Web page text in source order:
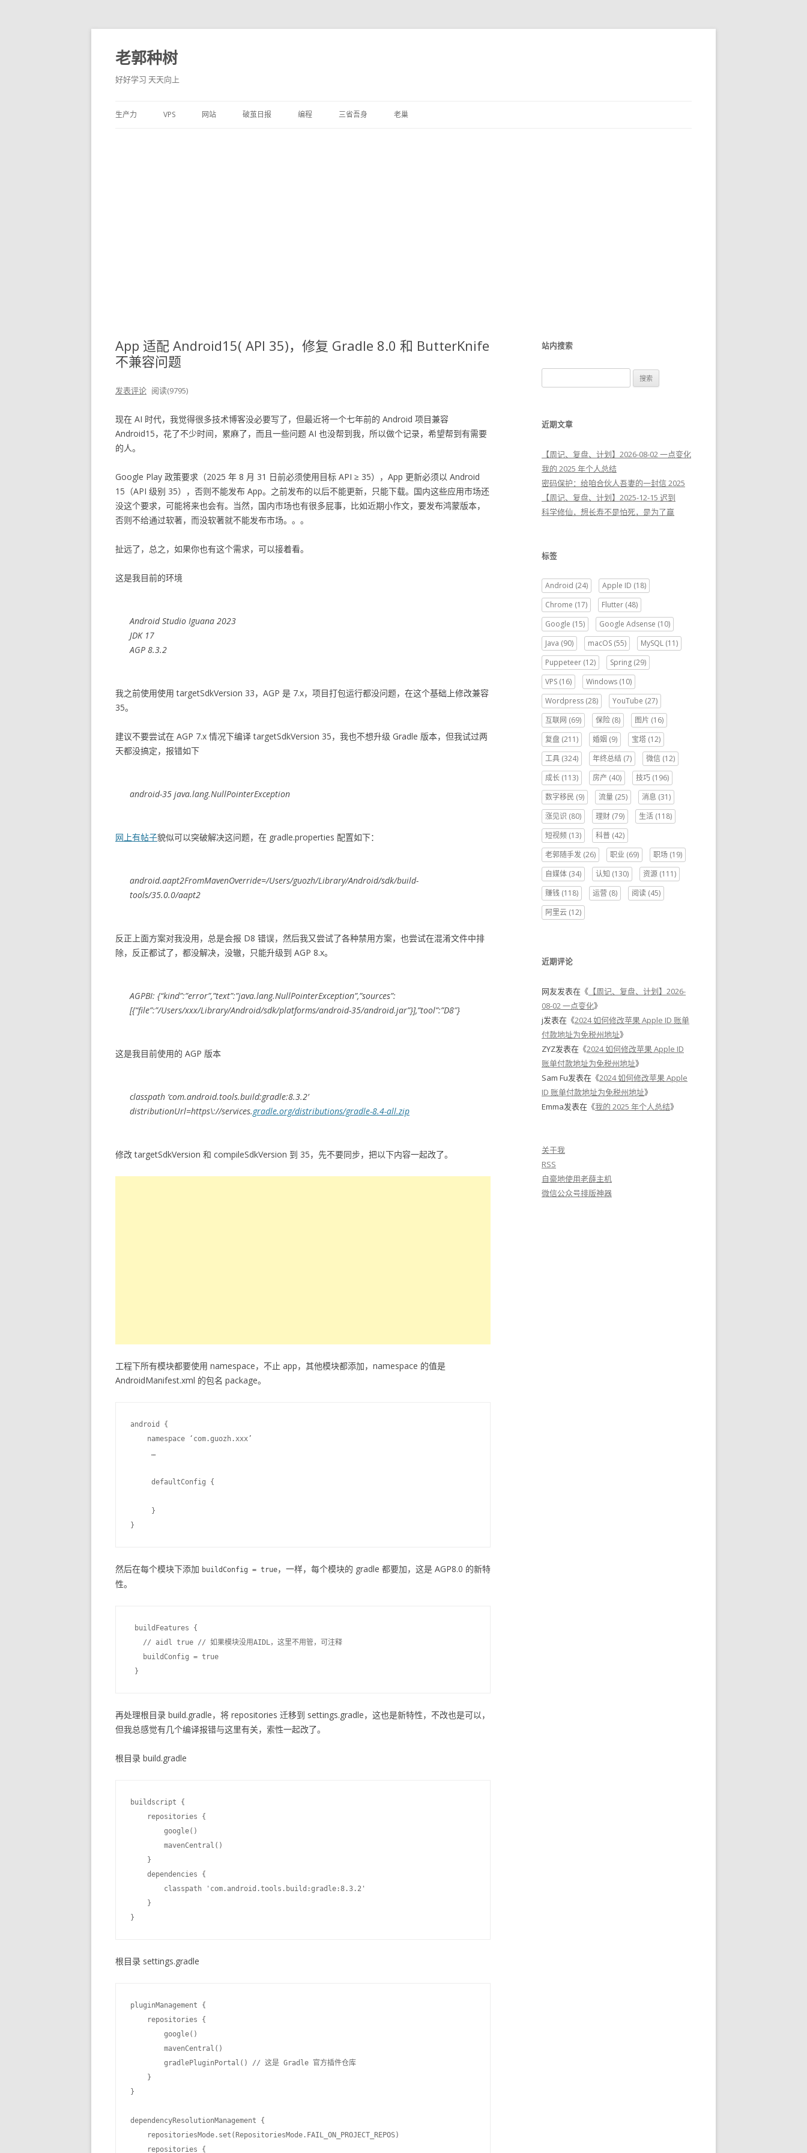
老郭种树
好好学习 天天向上
至
正
生产力 VPS 网站 破茧日报 编程 三省吾身 老巢
App 适配 Android15( API 35)，修复 Gradle 8.0 和 ButterKnife
不兼容问题
发表评论 阅读(9795)
现在 AI 时代，我觉得很多技术博客没必要写了，但最近将一个七年前的 Android 项目兼容
Android15，花了不少时间，累麻了，而且一些问题 AI 也没帮到我，所以做个记录，希望帮到有需要
的人。
Google Play 政策要求（2025 年 8 月 31 日前必须使用目标 API ≥ 35），App 更新必须以 Android
15（API 级别 35），否则不能发布 App。之前发布的以后不能更新，只能下载。国内这些应用市场还
没这个要求，可能将来也会有。当然，国内市场也有很多屁事，比如近期小作文，要发布鸿蒙版本，
否则不给通过软著，而没软著就不能发布市场。。。
扯远了，总之，如果你也有这个需求，可以接着看。
这是我目前的环境
Android Studio Iguana 2023
JDK 17
AGP 8.3.2
我之前使用使用 targetSdkVersion 33，AGP 是 7.x，项目打包运行都没问题，在这个基础上修改兼容
35。
建议不要尝试在 AGP 7.x 情况下编译 targetSdkVersion 35，我也不想升级 Gradle 版本，但我试过两
天都没搞定，报错如下
android-35 java.lang.NullPointerException
网上有帖子貌似可以突破解决这问题，在 gradle.properties 配置如下：
android.aapt2FromMavenOverride=/Users/guozh/Library/Android/sdk/build-
tools/35.0.0/aapt2
反正上面方案对我没用，总是会报 D8 错误，然后我又尝试了各种禁用方案，也尝试在混淆文件中排
除，反正都试了，都没解决，没辙，只能升级到 AGP 8.x。
AGPBI: {“kind”:”error”,”text”:”java.lang.NullPointerException”,”sources”:
[{“file”:”/Users/xxx/Library/Android/sdk/platforms/android-35/android.jar”}],”tool”:”D8″}
这是我目前使用的 AGP 版本
classpath ‘com.android.tools.build:gradle:8.3.2’
distributionUrl=https\://services.gradle.org/distributions/gradle-8.4-all.zip
修改 targetSdkVersion 和 compileSdkVersion 到 35，先不要同步，把以下内容一起改了。
工程下所有模块都要使用 namespace，不止 app，其他模块都添加，namespace 的值是
AndroidManifest.xml 的包名 package。
android {
    namespace ‘com.guozh.xxx’
     …
     defaultConfig {
     }
然后在每个模块下添加 buildConfig = true，一样，每个模块的 gradle 都要加，这是 AGP8.0 的新特
性。
buildFeatures {
   // aidl true // 如果模块没用AIDL，这里不用管，可注释
   buildConfig = true
再处理根目录 build.gradle，将 repositories 迁移到 settings.gradle，这也是新特性，不改也是可以，
但我总感觉有几个编译报错与这里有关，索性一起改了。
根目录 build.gradle
buildscript {
    repositories {
        google()
        mavenCentral()
    }
    dependencies {
        classpath 'com.android.tools.build:gradle:8.3.2'
    }
根目录 settings.gradle
pluginManagement {
    repositories {
        google()
        mavenCentral()
        gradlePluginPortal() // 这是 Gradle 官方插件仓库
    }
}
dependencyResolutionManagement {
    repositoriesMode.set(RepositoriesMode.FAIL_ON_PROJECT_REPOS)
    repositories {
站内搜索
索
近期文章
【周记、复盘、计划】2026-08-02 一点变化
我的 2025 年个人总结
密码保护：给咱合伙人吾妻的一封信 2025
【周记、复盘、计划】2025-12-15 迟到
科学修仙，想长寿不是怕死，是为了赢
标签
Android (24) Apple ID (18)
Chrome (17) Flutter (48)
Google (15) Google Adsense (10)
Java (90) macOS (55) MySQL (11)
Puppeteer (12) Spring (29)
VPS (16) Windows (10)
Wordpress (28) YouTube (27)
互联网 (69) 保险 (8) 图片 (16)
复盘 (211) 婚姻 (9) 宝塔 (12)
工具 (324) 年终总结 (7) 微信 (12)
成长 (113) 房产 (40) 技巧 (196)
数字移民 (9) 流量 (25) 消息 (31)
涨见识 (80) 理财 (79) 生活 (118)
短视频 (13) 科普 (42)
老郭随手发 (26) 职业 (69) 职场 (19)
自媒体 (34) 认知 (130) 资源 (111)
赚钱 (118) 运营 (8) 阅读 (45)
阿里云 (12)
近期评论
网友发表在《 【周记、复盘、计划】2026-
08-02 一点变化》
j发表在《2024 如何修改苹果 Apple ID 账单
付款地址为免税州地址》
ZYZ发表在《2024 如何修改苹果 Apple ID
账单付款地址为免税州地址》
Sam Fu发表在《2024 如何修改苹果 Apple
ID 账单付款地址为免税州地址》
Emma发表在《我的 2025 年个人总结》
关于我
RSS
自豪地使用老薛主机
微信公众号排版神器